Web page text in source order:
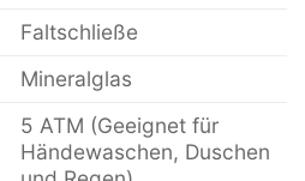
Faltschließe
Mineralglas
5 ATM (Geeignet für
Händewaschen, Duschen